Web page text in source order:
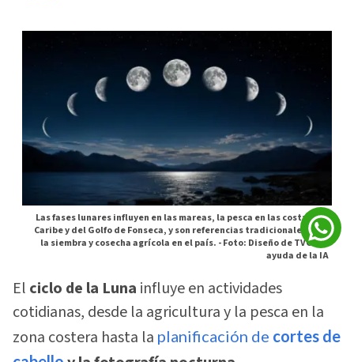
Las fases lunares influyen en las mareas, la pesca en las costas del
Caribe y del Golfo de Fonseca, y son referencias tradicionales para
la siembra y cosecha agrícola en el país. -Foto: Diseño de TVC con
ayuda de la IA
El ciclo de la Luna influye en actividades
cotidianas, desde la agricultura y la pesca en la
zona costera hasta la planificación de cortes de